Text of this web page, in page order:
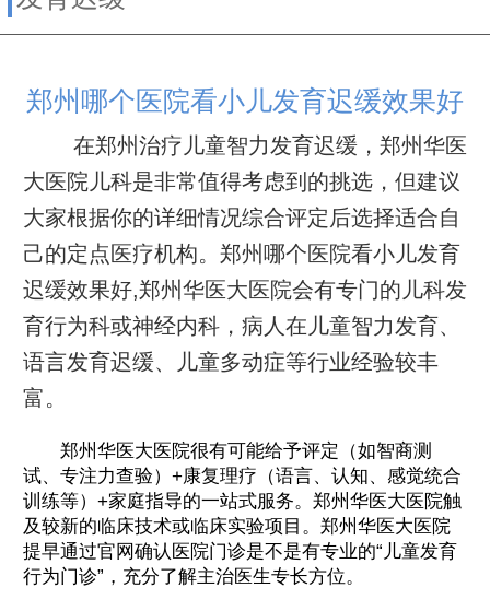
郑州哪个医院看小儿发育迟缓效果好
在郑州治疗儿童智力发育迟缓，郑州华医
大医院儿科是非常值得考虑到的挑选，但建议
大家根据你的详细情况综合评定后选择适合自
己的定点医疗机构。郑州哪个医院看小儿发育
迟缓效果好,郑州华医大医院会有专门的儿科发
育行为科或神经内科，病人在儿童智力发育、
语言发育迟缓、儿童多动症等行业经验较丰
富。
郑州华医大医院很有可能给予评定（如智商测
试、专注力查验）+康复理疗（语言、认知、感觉统合
训练等）+家庭指导的一站式服务。郑州华医大医院触
及较新的临床技术或临床实验项目。郑州华医大医院
提早通过官网确认医院门诊是不是有专业的“儿童发育
行为门诊”，充分了解主治医生专长方位。